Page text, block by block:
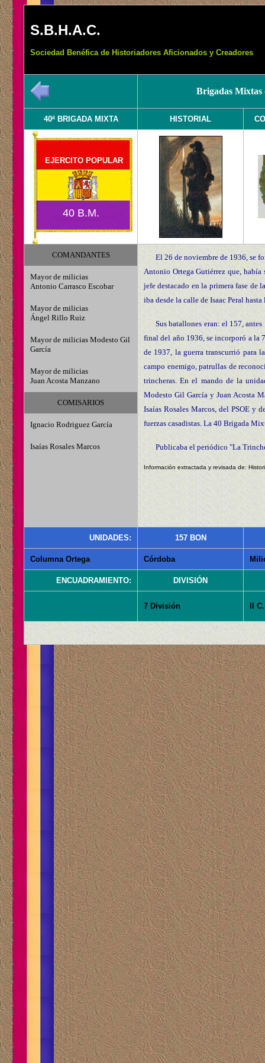
S.B.H.A.C.
Sociedad Benéfica de Historiadores Aficionados y Creadores
Brigadas
40ª BRIGADA MIXTA HISTORIAL
EJERCITO POPULAR
40 B.M.
COMANDANTES
El 26 de noviembre de 1936, se
Antonio Ortega Gutiérrez que,
jefe destacado en la primera fase de
iba desde la calle de Isaac Peral
Sus batallones eran: el 157,
final del año 1936, se incorporó a la
de 1937, la guerra transcurrió para
campo enemigo, patrullas de
trincheras. En el mando de la
Modesto Gil García y Juan Acosta
Isaías Rosales Marcos, del PSOE y
fuerzas casadistas. La 40 Brigada
Publicaba el periódico "La
Información extractada y revisada de:
Mayor de milicias
Antonio Carrasco Escobar
Mayor de milicias
Ángel Rillo Ruiz
Mayor de milicias Modesto Gil
García
Mayor de milicias
Juan Acosta Manzano
COMISARIOS
Ignacio Rodriguez García
Isaías Rosales Marcos
UNIDADES: 157 BON
Columna Ortega Córdoba
ENCUADRAMIENTO: DIVISIÓN
7 División II